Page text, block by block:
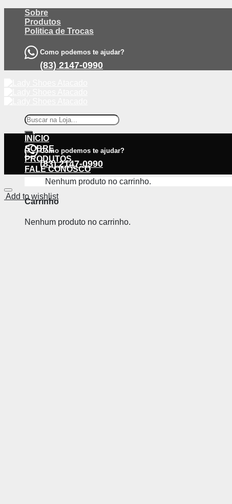
content
Sobre
Produtos
Politica de Trocas
Como podemos te ajudar?
(83) 2147-0990
Pesquisar
por:
Como podemos te ajudar?
(83) 2147-0990
Nenhum produto no carrinho.
Carrinho
Nenhum produto no carrinho.
INÍCIO
SOBRE
PRODUTOS
FALE CONOSCO
Add to wishlist